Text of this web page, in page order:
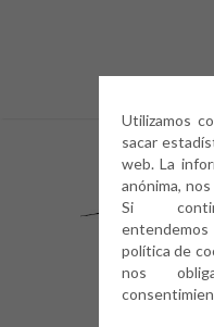
Utilizamos
sacar
web. La
anónima,
Si
política de
nos